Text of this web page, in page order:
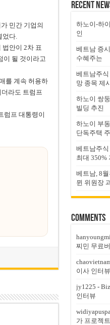
민간 기업의
었다.
법안이 2차 표
이 될 것이라고
를 계속 허용하
라도 트럼프
럼프 대통령이
Recent
하노이-하
인
베트남 증
수혜주는
베트남주
망 종목 제
하노이 쌍
빌딩 추진
하노이 부
단독주택
베트남주
최대 350%
베트남, 8
뮌 위원장
Comments
찌민 무료
이사 인터뷰
jy1225 -
인터뷰
가 프로젝